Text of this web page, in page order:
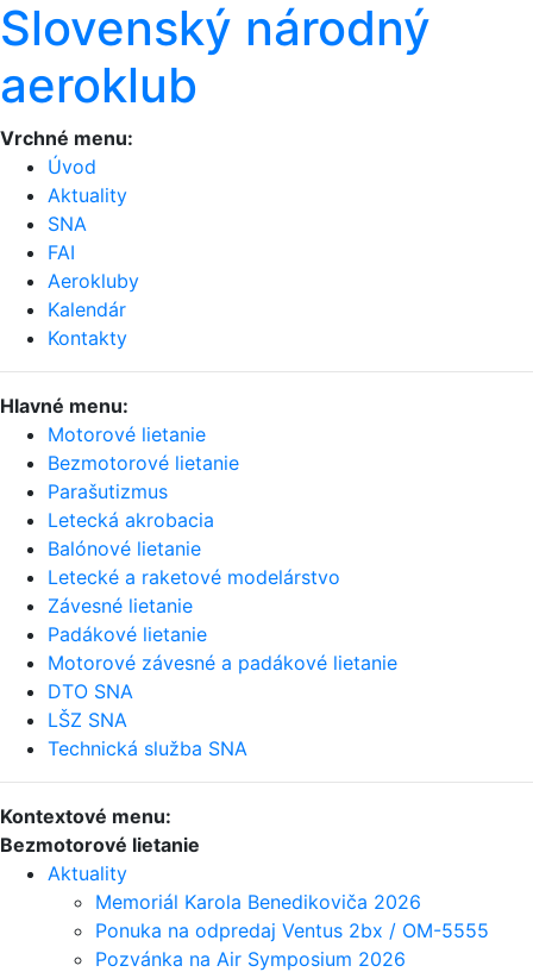
Slovenský národný
aeroklub
Vrchné menu:
Úvod
Aktuality
SNA
FAI
Aerokluby
Kalendár
Kontakty
Hlavné menu:
Motorové lietanie
Bezmotorové lietanie
Parašutizmus
Letecká akrobacia
Balónové lietanie
Letecké a raketové modelárstvo
Závesné lietanie
Padákové lietanie
Motorové závesné a padákové lietanie
DTO SNA
LŠZ SNA
Technická služba SNA
Kontextové menu:
Bezmotorové lietanie
Aktuality
Memoriál Karola Benedikoviča 2026
Ponuka na odpredaj Ventus 2bx / OM-5555
Pozvánka na Air Symposium 2026